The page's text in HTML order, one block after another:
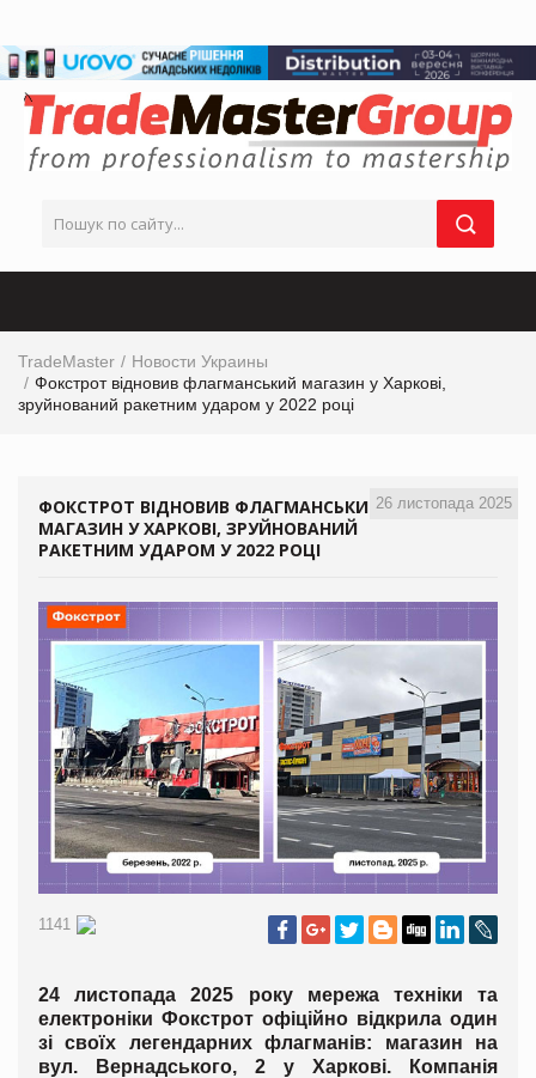
TradeMaster
Новости Украины
Фокстрот відновив флагманський магазин у Харкові,
зруйнований ракетним ударом у 2022 році
26 листопада 2025
ФОКСТРОТ ВІДНОВИВ ФЛАГМАНСЬКИЙ
МАГАЗИН У ХАРКОВІ, ЗРУЙНОВАНИЙ
РАКЕТНИМ УДАРОМ У 2022 РОЦІ
1141
24 листопада 2025 року мережа техніки та
електроніки Фокстрот офіційно відкрила один
зі своїх легендарних флагманів: магазин на
вул. Вернадського, 2 у Харкові. Компанія